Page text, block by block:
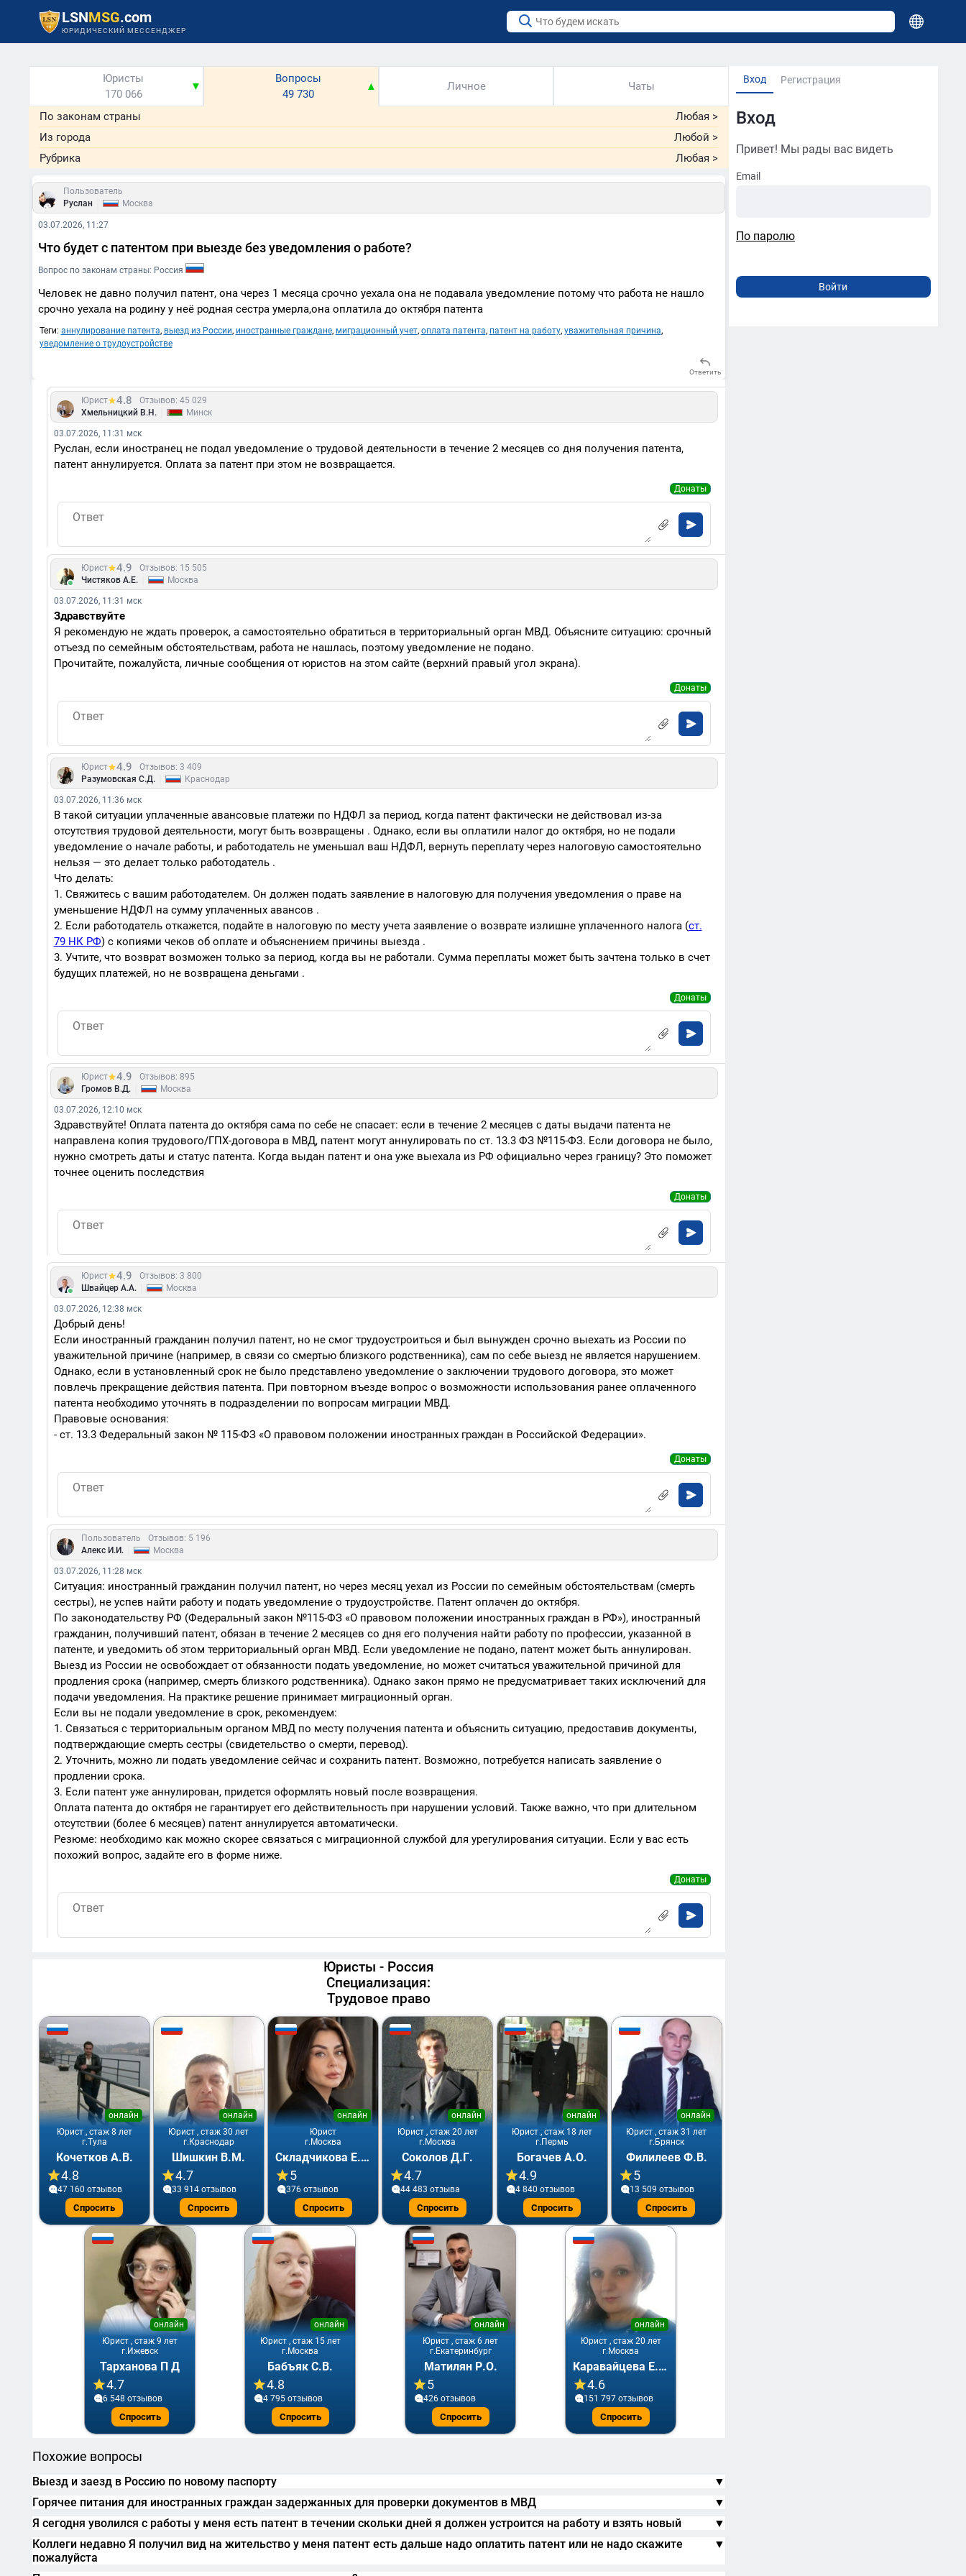
LSNMSG.com
ЮРИДИЧЕСКИЙ МЕССЕНДЖЕР
Вход Регистрация
Вход
Привет! Мы рады вас видеть
Email
По паролю
Юристы
170 066
▼
Вопросы
49 730
▲ Личное Чаты
По законам страны Любая >
Из города
Любой >
Рубрика
Любая >
Пользователь
Руслан
Москва
03.07.2026, 11:27
Что будет с патентом при выезде без уведомления о работе?
Вопрос по законам страны: Россия
Человек не давно получил патент, она через 1 месяца срочно уехала она не подавала уведомление потому что работа не нашло
срочно уехала на родину у неё родная сестра умерла,она оплатила до октября патента
Теги: аннулирование патента, выезд из России, иностранные граждане, миграционный учет, оплата патента, патент на работу, уважительная причина,
уведомление о трудоустройстве
Ответить
Юрист 4.8
Отзывов: 45 029
Хмельницкий В.Н.
Минск
03.07.2026, 11:31 мск
Руслан, если иностранец не подал уведомление о трудовой деятельности в течение 2 месяцев со дня получения патента,
патент аннулируется. Оплата за патент при этом не возвращается.
Донаты
Юрист 4.9
Отзывов: 15 505
Чистяков А.Е.
Москва
03.07.2026, 11:31 мск
Здравствуйте
Я рекомендую не ждать проверок, а самостоятельно обратиться в территориальный орган МВД. Объясните ситуацию: срочный
отъезд по семейным обстоятельствам, работа не нашлась, поэтому уведомление не подано.
Прочитайте, пожалуйста, личные сообщения от юристов на этом сайте (верхний правый угол экрана).
Донаты
Юрист 4.9
Отзывов: 3 409
Разумовская С.Д.
Краснодар
03.07.2026, 11:36 мск
В такой ситуации уплаченные авансовые платежи по НДФЛ за период, когда патент фактически не действовал из-за
отсутствия трудовой деятельности, могут быть возвращены . Однако, если вы оплатили налог до октября, но не подали
уведомление о начале работы, и работодатель не уменьшал ваш НДФЛ, вернуть переплату через налоговую самостоятельно
нельзя — это делает только работодатель .
Что делать:
1. Свяжитесь с вашим работодателем. Он должен подать заявление в налоговую для получения уведомления о праве на
уменьшение НДФЛ на сумму уплаченных авансов .
2. Если работодатель откажется, подайте в налоговую по месту учета заявление о возврате излишне уплаченного налога (ст.
79 НК РФ) с копиями чеков об оплате и объяснением причины выезда .
3. Учтите, что возврат возможен только за период, когда вы не работали. Сумма переплаты может быть зачтена только в счет
будущих платежей, но не возвращена деньгами .
Донаты
Юрист 4.9
Отзывов: 895
Громов В.Д.
Москва
03.07.2026, 12:10 мск
Здравствуйте! Оплата патента до октября сама по себе не спасает: если в течение 2 месяцев с даты выдачи патента не
направлена копия трудового/ГПХ-договора в МВД, патент могут аннулировать по ст. 13.3 ФЗ №115-ФЗ. Если договора не было,
нужно смотреть даты и статус патента. Когда выдан патент и она уже выехала из РФ официально через границу? Это поможет
точнее оценить последствия
Донаты
Юрист 4.9
Отзывов: 3 800
Швайцер А.А.
Москва
03.07.2026, 12:38 мск
Добрый день!
Если иностранный гражданин получил патент, но не смог трудоустроиться и был вынужден срочно выехать из России по
уважительной причине (например, в связи со смертью близкого родственника), сам по себе выезд не является нарушением.
Однако, если в установленный срок не было представлено уведомление о заключении трудового договора, это может
повлечь прекращение действия патента. При повторном въезде вопрос о возможности использования ранее оплаченного
патента необходимо уточнять в подразделении по вопросам миграции МВД.
Правовые основания:
- ст. 13.3 Федеральный закон № 115-ФЗ «О правовом положении иностранных граждан в Российской Федерации».
Донаты
Пользователь
Отзывов: 5 196
Алекс И.И.
Москва
03.07.2026, 11:28 мск
Ситуация: иностранный гражданин получил патент, но через месяц уехал из России по семейным обстоятельствам (смерть
сестры), не успев найти работу и подать уведомление о трудоустройстве. Патент оплачен до октября.
По законодательству РФ (Федеральный закон №115-ФЗ «О правовом положении иностранных граждан в РФ»), иностранный
гражданин, получивший патент, обязан в течение 2 месяцев со дня его получения найти работу по профессии, указанной в
патенте, и уведомить об этом территориальный орган МВД. Если уведомление не подано, патент может быть аннулирован.
Выезд из России не освобождает от обязанности подать уведомление, но может считаться уважительной причиной для
продления срока (например, смерть близкого родственника). Однако закон прямо не предусматривает таких исключений для
подачи уведомления. На практике решение принимает миграционный орган.
Если вы не подали уведомление в срок, рекомендуем:
1. Связаться с территориальным органом МВД по месту получения патента и объяснить ситуацию, предоставив документы,
подтверждающие смерть сестры (свидетельство о смерти, перевод).
2. Уточнить, можно ли подать уведомление сейчас и сохранить патент. Возможно, потребуется написать заявление о
продлении срока.
3. Если патент уже аннулирован, придется оформлять новый после возвращения.
Оплата патента до октября не гарантирует его действительность при нарушении условий. Также важно, что при длительном
отсутствии (более 6 месяцев) патент аннулируется автоматически.
Резюме: необходимо как можно скорее связаться с миграционной службой для урегулирования ситуации. Если у вас есть
похожий вопрос, задайте его в форме ниже.
Донаты
Юристы - Россия
Специализация:
Трудовое право
Юрист , стаж 8 лет
онлайн
г.Тула
Кочетков А.В.
4.8
47 160 отзывов
Спросить
Юрист , стаж 30 лет
онлайн
г.Краснодар
Шишкин В.М.
4.7
33 914 отзывов
Спросить
Юрист
онлайн
г.Москва
Складчикова Е.Ю.
5
376 отзывов
Спросить
Юрист , стаж 20 лет
онлайн
г.Москва
Соколов Д.Г.
4.7
44 483 отзывa
Спросить
Юрист , стаж 18 лет
онлайн
г.Пермь
Богачев А.О.
4.9
4 840 отзывов
Спросить
Юрист , стаж 31 лет
онлайн
г.Брянск
Филилеев Ф.В.
5
13 509 отзывов
Спросить
Юрист , стаж 9 лет
онлайн
г.Ижевск
Тарханова П Д
4.7
6 548 отзывов
Спросить
Юрист , стаж 15 лет
онлайн
г.Москва
Бабъяк С.В.
4.8
4 795 отзывов
Спросить
Юрист , стаж 6 лет
онлайн
г.Екатеринбург
Матилян Р.О.
5
426 отзывов
Спросить
Юрист , стаж 20 лет
онлайн
г.Москва
Каравайцева Е.А.
4.6
151 797 отзывов
Спросить
Похожие вопросы
Выезд и заезд в Россию по новому паспорту
▼
Горячее питания для иностранных граждан задержанных для проверки документов в МВД
▼
Я сегодня уволился с работы у меня есть патент в течении скольки дней я должен устроится на работу и взять новый
▼
Коллеги недавно Я получил вид на жительство у меня патент есть дальше надо оплатить патент или не надо скажите
пожалуйста
▼